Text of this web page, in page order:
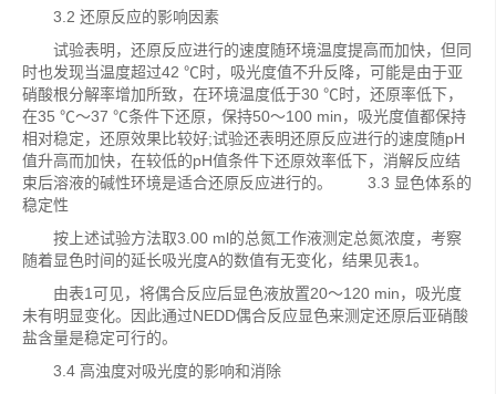
3.2 还原反应的影响因素
试验表明，还原反应进行的速度随环境温度提高而加快，但同
时也发现当温度超过42 ℃时，吸光度值不升反降，可能是由于亚
硝酸根分解率增加所致，在环境温度低于30 ℃时，还原率低下，
在35 ℃～37 ℃条件下还原，保持50～100 min，吸光度值都保持
相对稳定，还原效果比较好;试验还表明还原反应进行的速度随pH
值升高而加快，在较低的pH值条件下还原效率低下，消解反应结
束后溶液的碱性环境是适合还原反应进行的。 3.3 显色体系的
稳定性
按上述试验方法取3.00 ml的总氮工作液测定总氮浓度，考察
随着显色时间的延长吸光度A的数值有无变化，结果见表1。
由表1可见，将偶合反应后显色液放置20～120 min，吸光度
未有明显变化。因此通过NEDD偶合反应显色来测定还原后亚硝酸
盐含量是稳定可行的。
3.4 高浊度对吸光度的影响和消除